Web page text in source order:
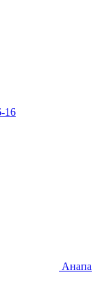
16
Анапа